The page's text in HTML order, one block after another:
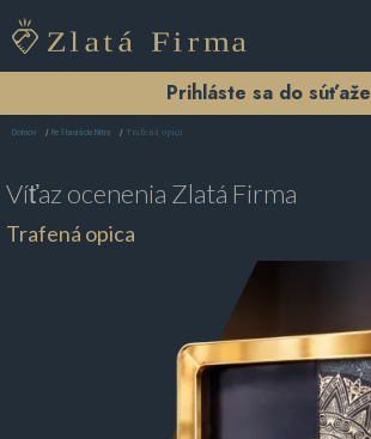
Prihláste sa do súťaže
Domov Reštaurácia Nitra Trafená opica
Víťaz ocenenia Zlatá Firma
Trafená opica